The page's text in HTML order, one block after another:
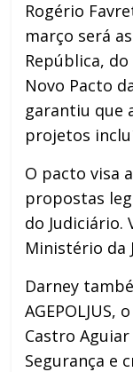
Rogério
março será
República, do
Novo Pacto
garantiu que
projetos
O pacto visa
propostas
do Judiciário.
Ministério da
Darney
AGEPOLJUS,
Castro
Segurança e